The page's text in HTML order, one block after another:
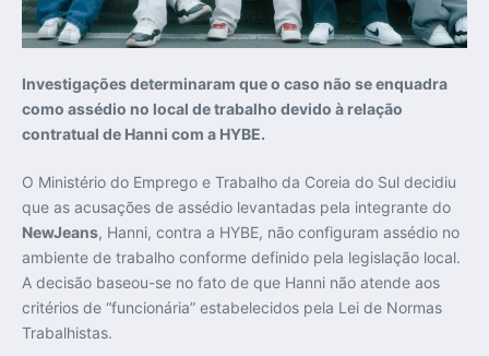
Investigações determinaram que o caso não se enquadra
como assédio no local de trabalho devido à relação
contratual de Hanni com a HYBE.
O Ministério do Emprego e Trabalho da Coreia do Sul decidiu
que as acusações de assédio levantadas pela integrante do
NewJeans, Hanni, contra a HYBE, não configuram assédio no
ambiente de trabalho conforme definido pela legislação local.
A decisão baseou-se no fato de que Hanni não atende aos
critérios de “funcionária” estabelecidos pela Lei de Normas
Trabalhistas.